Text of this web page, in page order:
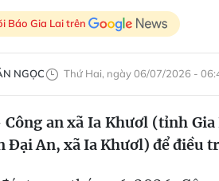
Báo Gia Lai trên
NGỌC Thứ Hai, ngày 06/07/2026 -
Công an xã Ia Khươl (tỉnh
Đại An, xã Ia Khươl) để điều